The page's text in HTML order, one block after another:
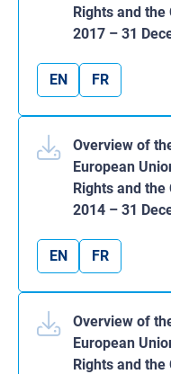
Rights and
2017 – 31
EN FR
Overview of
European
Rights and
2014 – 31
EN FR
Overview of
European
Rights and